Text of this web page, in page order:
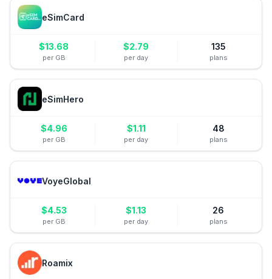
eSimCard
$13.68
per GB
$2.79
per day
135
plans
eSimHero
$4.96
per GB
$1.11
per day
48
plans
VoyeGlobal
$4.53
per GB
$1.13
per day
26
plans
Roamix